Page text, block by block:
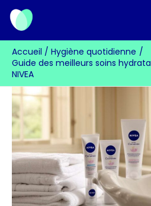
Aller
contenu
Accueil
Hygiène quotidienne
Guide des meilleurs soins
NIVEA